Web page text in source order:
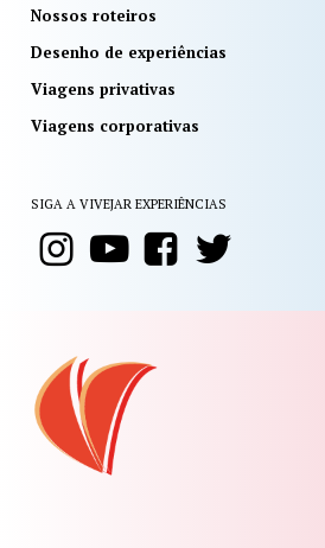
Nossos roteiros
Desenho de experiências
Viagens privativas
Viagens corporativas
SIGA A VIVEJAR EXPERIÊNCIAS